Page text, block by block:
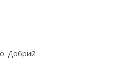
Добрий